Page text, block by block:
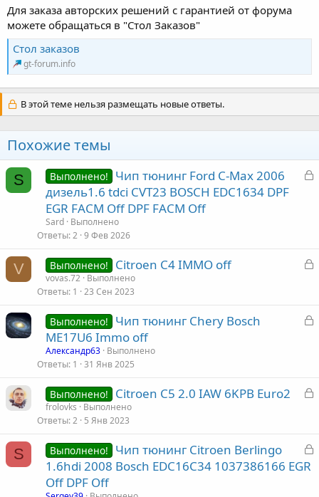
Для заказа авторских решений с гарантией от форума
можете обращаться в "Стол Заказов"
Стол заказов
gt-forum.info
В этой теме нельзя размещать новые ответы.
Похожие темы
S
З
а
Выполнено!
Чип тюнинг Ford C-Max 2006
дизель1.6 tdci CVT23 BOSCH EDC1634 DPF
EGR FACM Off DPF FACM Off
Sard Выполнено
Ответы 2 9 Фев 2026
V
З
Выполнено! Citroen C4 IMMO off
vovas.72 Выполнено
Ответы 1 23 Сен 2023
З
т
Выполнено!
Чип тюнинг Chery Bosch
ME17U6 Immo off
Александр63 Выполнено
Ответы 1 31 Янв 2025
З
Выполнено! Citroen C5 2.0 IAW 6KPB Euro2
frolovks
Выполнено
Ответы 2 5 Янв 2023
S
З
Выполнено!
Чип тюнинг Citroen Berlingo
1.6hdi 2008 Bosch EDC16C34 1037386166 EGR
Off DPF Off